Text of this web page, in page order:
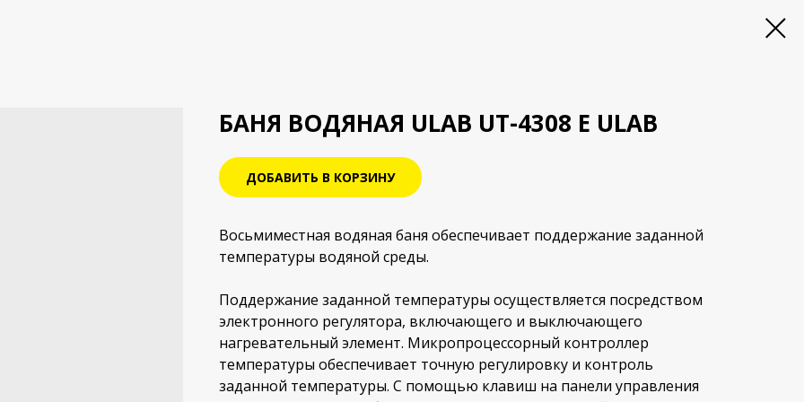
БАНЯ ВОДЯНАЯ ULAB UT-4308 E ULAB
ДОБАВИТЬ В КОРЗИНУ
Восьмиместная водяная баня обеспечивает поддержание заданной
температуры водяной среды.
Поддержание заданной температуры осуществляется посредством
электронного регулятора, включающего и выключающего
нагревательный элемент. Микропроцессорный контроллер
температуры обеспечивает точную регулировку и контроль
заданной температуры. С помощью клавиш на панели управления